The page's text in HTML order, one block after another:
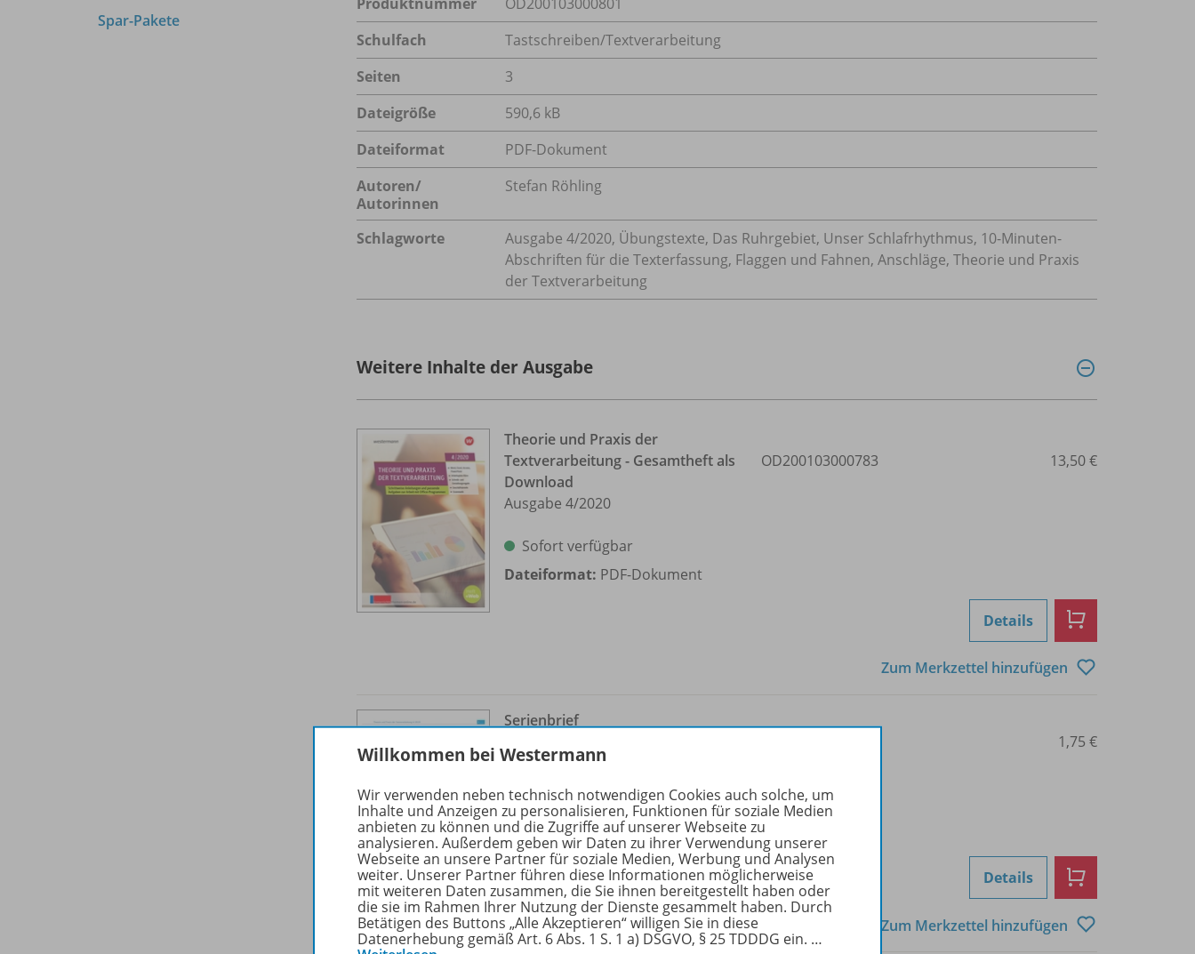
Spar-Pakete
Schulfach
Tastschreiben/Textverarbeitung
Seiten
3
Dateigröße
590,6 kB
Dateiformat
PDF-Dokument
Autoren/
Autorinnen
Stefan Röhling
Schlagworte
Ausgabe 4/2020, Übungstexte, Das Ruhrgebiet, Unser Schlafrhythmus, 10-Minuten-
Abschriften für die Texterfassung, Flaggen und Fahnen, Anschläge, Theorie und Praxis
der Textverarbeitung
Weitere Inhalte der Ausgabe
Theorie und Praxis der
Textverarbeitung - Gesamtheft als
Download
Ausgabe 4/2020
Sofort verfügbar
Dateiformat: PDF-Dokument
OD200103000783 13,50 €
Details
Zum Merkzettel hinzufügen
Serienbrief
Sofort verfügbar
Dateiformat:PDF-Dokument
1,75 €
Details
Zum Merkzettel hinzufügen
Willkommen bei Westermann
Wir verwenden neben technisch notwendigen Cookies auch solche, um
Inhalte und Anzeigen zu personalisieren, Funktionen für soziale Medien
anbieten zu können und die Zugriffe auf unserer Webseite zu
analysieren. Außerdem geben wir Daten zu ihrer Verwendung unserer
Webseite an unsere Partner für soziale Medien, Werbung und Analysen
weiter. Unserer Partner führen diese Informationen möglicherweise
mit weiteren Daten zusammen, die Sie ihnen bereitgestellt haben oder
die sie im Rahmen Ihrer Nutzung der Dienste gesammelt haben. Durch
Betätigen des Buttons „Alle Akzeptieren“ willigen Sie in diese
Datenerhebung gemäß Art. 6 Abs. 1 S. 1 a) DSGVO, § 25 TDDDG ein. …